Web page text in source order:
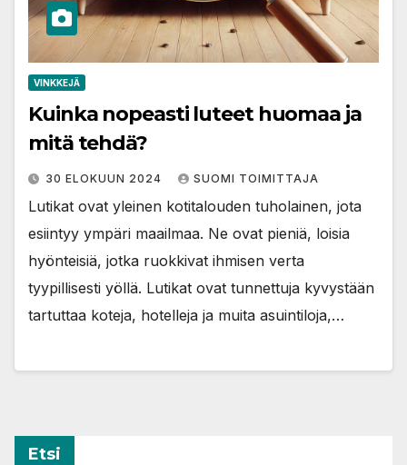
VINKKEJÄ
Kuinka nopeasti luteet huomaa ja
mitä tehdä?
30 ELOKUUN 2024 SUOMI TOIMITTAJA
Lutikat ovat yleinen kotitalouden tuholainen, jota
esiintyy ympäri maailmaa. Ne ovat pieniä, loisia
hyönteisiä, jotka ruokkivat ihmisen verta
tyypillisesti yöllä. Lutikat ovat tunnettuja kyvystään
tartuttaa koteja, hotelleja ja muita asuintiloja,…
Etsi